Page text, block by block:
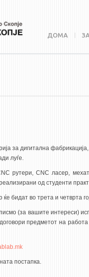
ДОМА
за дигитална
луѓе.
рутери, CNC ласер,
од студенти
бидат во трета и четврта
(за вашите интереси)
предметот на
постапка.